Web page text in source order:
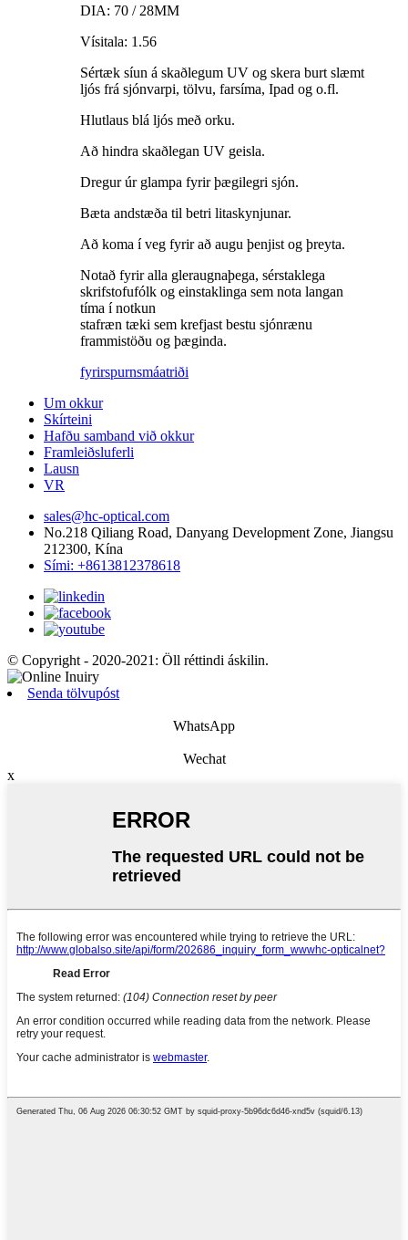
DIA: 70 / 28MM
Vísitala: 1.56
Sértæk síun á skaðlegum UV og skera burt slæmt
ljós frá sjónvarpi, tölvu, farsíma, Ipad og o.fl.
Hlutlaus blá ljós með orku.
Að hindra skaðlegan UV geisla.
Dregur úr glampa fyrir þægilegri sjón.
Bæta andstæða til betri litaskynjunar.
Að koma í veg fyrir að augu þenjist og þreyta.
Notað fyrir alla gleraugnaþega, sérstaklega
skrifstofufólk og einstaklinga sem nota langan
tíma í notkun
stafræn tæki sem krefjast bestu sjónrænu
frammistöðu og þæginda.
fyrirspurnsmáatriði
Um okkur
Skírteini
Hafðu samband við okkur
Framleiðsluferli
Lausn
VR
sales@hc-optical.com
No.218 Qiliang Road, Danyang Development Zone, Jiangsu
212300, Kína
Sími: +8613812378618
© Copyright - 2020-2021: Öll réttindi áskilin.
Senda tölvupóst
WhatsApp
Wechat
x